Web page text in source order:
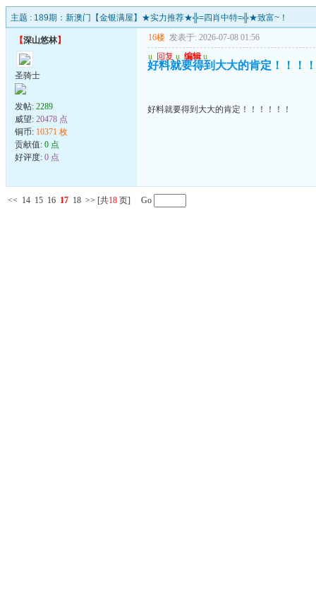
主题 : 189期：新澳门【金银满屋】★实力推荐★╬=四肖中特=╬★致富~！
【深山悠林】
圣骑士
发帖: 2289
威望: 20478 点
铜币: 10371 枚
贡献值: 0 点
好评度: 0 点
16楼 发表于: 2026-07-08 01:56
u 回复 u 编辑 u
好料就要得到大大的肯定！！！
好料就要得到大大的肯定！！！！！！
<< 14 15 16 17 18 >> [共18 页] Go